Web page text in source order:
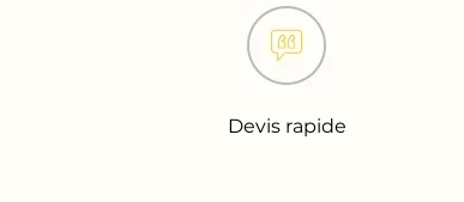
Devis rapide